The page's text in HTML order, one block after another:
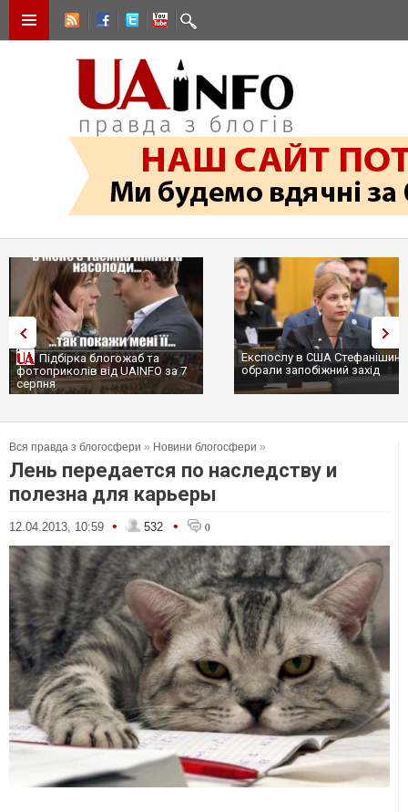
Підбірка блогожаб та
фотоприколів від UAINFO за 7
серпня
Експослу в США Стефанішиній
обрали запобіжний захід
Вся правда з блогосфери » Новини блогосфери »
Лень передается по наследству и
полезна для карьеры
12.04.2013, 10:59 • 532 • 0